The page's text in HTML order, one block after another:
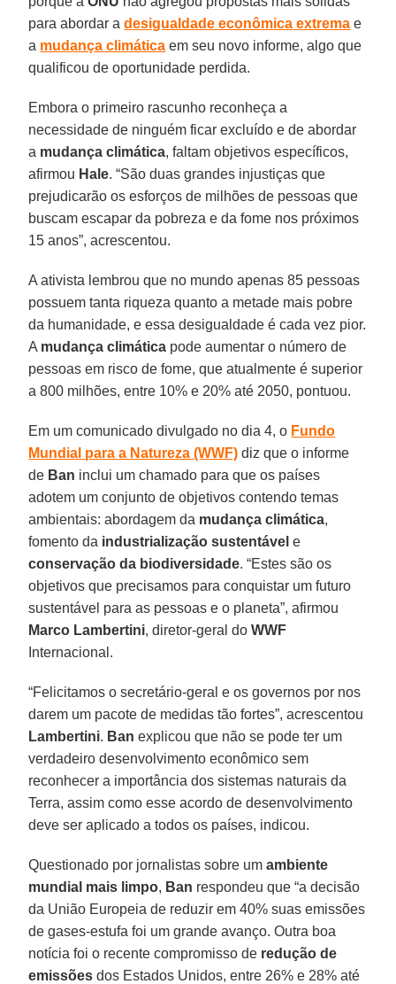
para abordar adesigualdade econômica extrema e
a mudança climática em seu novo informe, algo que
qualificou de oportunidade perdida.
Embora o primeiro rascunho reconheça a
necessidade de ninguém ficar excluído e de abordar
a mudança climática, faltam objetivos específicos,
afirmou Hale. “São duas grandes injustiças que
prejudicarão os esforços de milhões de pessoas que
buscam escapar da pobreza e da fome nos próximos
15 anos”, acrescentou.
A ativista lembrou que no mundo apenas 85 pessoas
possuem tanta riqueza quanto a metade mais pobre
da humanidade, e essa desigualdade é cada vez pior.
A mudança climática pode aumentar o número de
pessoas em risco de fome, que atualmente é superior
a 800 milhões, entre 10% e 20% até 2050, pontuou.
Em um comunicado divulgado no dia 4, o Fundo
Mundial para a Natureza (WWF) diz que o informe
de Ban inclui um chamado para que os países
adotem um conjunto de objetivos contendo temas
ambientais: abordagem da mudança climática,
fomento da industrialização sustentável e
conservação da biodiversidade. “Estes são os
objetivos que precisamos para conquistar um futuro
sustentável para as pessoas e o planeta”, afirmou
Marco Lambertini, diretor-geral doWWF
Internacional.
“Felicitamos o secretário-geral e os governos por nos
darem um pacote de medidas tão fortes”, acrescentou
Lambertini. Ban explicou que não se pode ter um
verdadeiro desenvolvimento econômico sem
reconhecer a importância dos sistemas naturais da
Terra, assim como esse acordo de desenvolvimento
deve ser aplicado a todos os países, indicou.
Questionado por jornalistas sobre umambiente
mundial mais limpo, Ban respondeu que “a decisão
da União Europeia de reduzir em 40% suas emissões
de gases-estufa foi um grande avanço. Outra boa
notícia foi o recente compromisso de redução de
emissões dos Estados Unidos, entre 26% e 28% até